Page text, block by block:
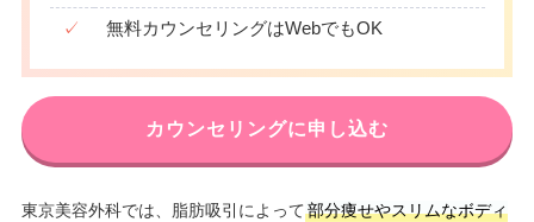
✓ 無料カウンセリングはWebでもOK
カウンセリングに申し込む
東京美容外科では、脂肪吸引によって部分痩せやスリムなボディ